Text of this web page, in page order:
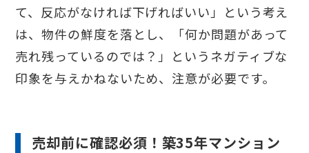
て、反応がなければ下げればいい」という考え
は、物件の鮮度を落とし、「何か問題があって
売れ残っているのでは？」というネガティブな
印象を与えかねないため、注意が必要です。
売却前に確認必須！築35年マンション